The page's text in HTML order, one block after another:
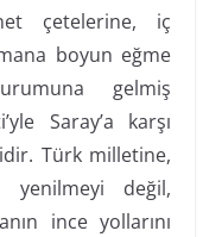
çetelerine, iç
boyun eğme
gelmiş
Saray’a karşı
Türk milletine,
yenilmeyi değil,
ince yollarını